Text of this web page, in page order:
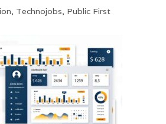
, Technojobs, Public First